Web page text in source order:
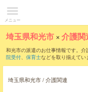
メニュー
埼玉県和光市 ×介護関
和光市の派遣のお仕事情報です。介
院受付、 保育士などを取り揃えてい
埼玉県和光市 / 介護関連